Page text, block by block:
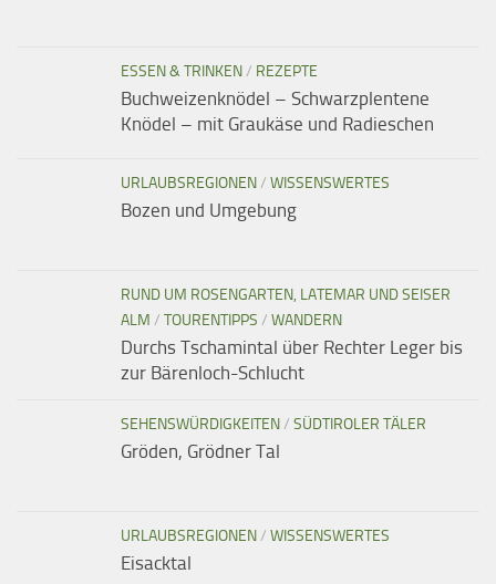
ESSEN & TRINKEN/ REZEPTE
Buchweizenknödel – Schwarzplentene
Knödel – mit Graukäse und Radieschen
URLAUBSREGIONEN/ WISSENSWERTES
Bozen und Umgebung
RUND UM ROSENGARTEN, LATEMAR UND SEISER
ALM / TOURENTIPPS / WANDERN
Durchs Tschamintal über Rechter Leger bis
zur Bärenloch-Schlucht
SEHENSWÜRDIGKEITEN/ SÜDTIROLER TÄLER
Gröden, Grödner Tal
URLAUBSREGIONEN/ WISSENSWERTES
Eisacktal